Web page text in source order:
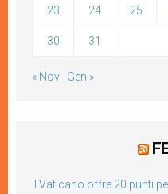
23 24 25
30 31
« Nov Gen »
Il Vaticano offre 20 punti